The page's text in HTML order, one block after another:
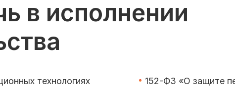
в исполнении
технологиях
152-ФЗ «О защите